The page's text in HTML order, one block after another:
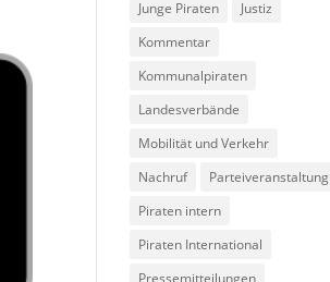
Junge Piraten
Justiz
Kommentar
Kommunalpiraten
Landesverbände
Mobilität und Verkehr
Nachruf
Parteiveranstaltung
Piraten intern
Piraten International